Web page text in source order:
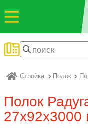
Радуга
Стройка Полок
Полок
27х92х3000